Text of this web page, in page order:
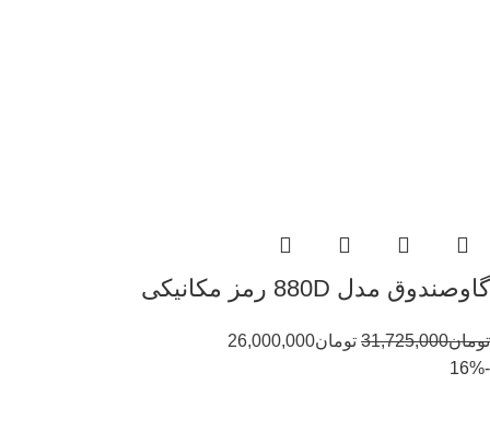
گاوصندوق مدل 880D رمز مکانیکی
تومان31,725,000 تومان26,000,000
-16%